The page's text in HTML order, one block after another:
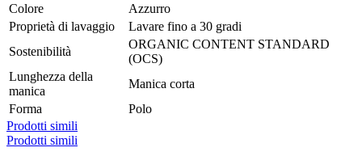
Colore
Azzurro
Proprietà di lavaggio
Lavare fino a 30 gradi
Sostenibilità
ORGANIC CONTENT STANDARD
(OCS)
Lunghezza della
manica
Manica corta
Forma
Polo
Prodotti simili
Prodotti simili